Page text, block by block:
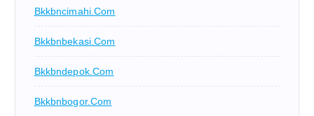
Bkkbncimahi.com
Bkkbnbekasi.com
Bkkbndepok.com
Bkkbnbogor.com